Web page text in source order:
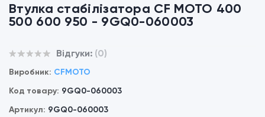
Втулка стабілізатора CF MOTO 400
500 600 950 - 9GQ0-060003
Відгуки: (0)
Виробник: CFMOTO
Код товару: 9GQ0-060003
Артикул: 9GQ0-060003